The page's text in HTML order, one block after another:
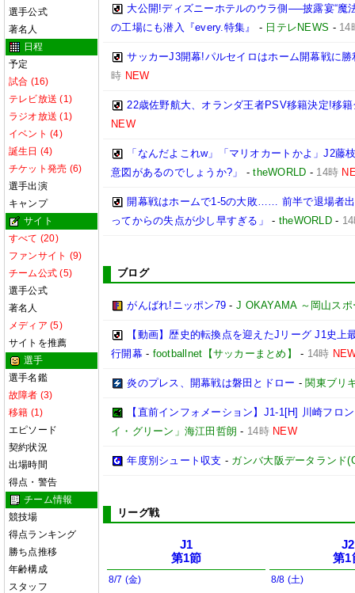
選手公式
著名人
日程
予定
試合 (16)
テレビ放送 (1)
ラジオ放送 (1)
イベント (4)
誕生日 (4)
チケット発売 (6)
選手出演
キャンプ
サイト
すべて (20)
ファンサイト (9)
チーム公式 (5)
選手公式
著名人
メディア (5)
サイトを推薦
選手
選手名鑑
故障者 (3)
移籍 (1)
エピソード
契約状況
出場時間
得点・警告
チーム情報
競技場
得点ランキング
勝ち点推移
年齢構成
スタッフ
大公開!ディズニーホテルのウラ側──披露宴“魔
の工場にも潜入『every.特集』
- 日テレNEWS - 14
サッカーJ3開幕!パルセイロはホーム開幕戦に
時 NEW
22歳佐野航大、オランダ王者PSV移籍決定!移
NEW
「なんだよこれw」「マリオカートかよ」J2藤
意図があるのでしょうか?」
-theWORLD - 14時
開幕戦はホームで1-5の大敗…… 前半で退場者
ってからの失点が少し早すぎる」
- theWORLD-
ブログ
がんばれ!ニッポン79 -J OKAYAMA ～岡山ス
【動画】歴史的転換点を迎えたJリーグ J1史
行開幕- footballnet【サッカーまとめ】 - 14時
炎のプレス、開幕戦は磐田とドロー - 関東ブリ
【直前インフォメーション】J1-1[H] 川崎フロ
イ・グリーン」海江田哲朗 - 14時 NEW
年度別シュート収支 - ガンバ大阪データランド
リーグ戦
J1
第1節
8/7 (金)
J2
第1
8/8 (土)